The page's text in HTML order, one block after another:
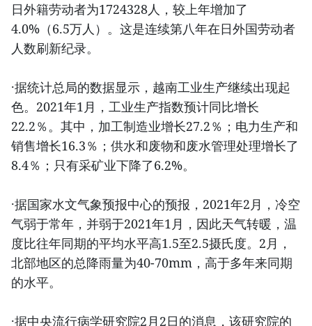
日外籍劳动者为1724328人，较上年增加了
4.0%（6.5万人）。这是连续第八年在日外国劳动者
人数刷新纪录。
·据统计总局的数据显示，越南工业生产继续出现起
色。2021年1月，工业生产指数预计同比增长
22.2％。其中，加工制造业增长27.2％；电力生产和
销售增长16.3％；供水和废物和废水管理处理增长了
8.4％；只有采矿业下降了6.2%。
·据国家水文气象预报中心的预报，2021年2月，冷空
气弱于常年，并弱于2021年1月，因此天气转暖，温
度比往年同期的平均水平高1.5至2.5摄氏度。2月，
北部地区的总降雨量为40-70mm，高于多年来同期
的水平。
·据中央流行病学研究院2月2日的消息，该研究院的